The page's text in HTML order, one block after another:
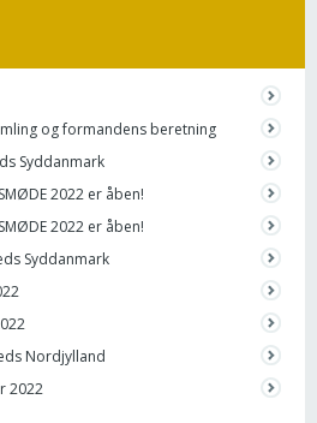
og formandens beretning
Syddanmark
2022 er åben!
2022 er åben!
Syddanmark
Nordjylland
2022